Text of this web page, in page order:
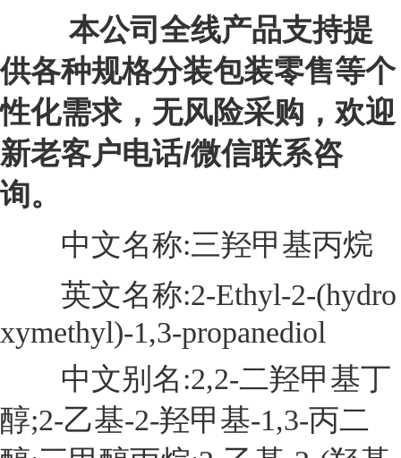
本公司全线产品支持提
供各种规格分装包装零售等个
性化需求，无风险采购，欢迎
新老客户电话/微信联系咨
询。
中文名称:三羟甲基丙烷
英文名称:2-Ethyl-2-(hydro
xymethyl)-1,3-propanediol
中文别名:2,2-二羟甲基丁
醇;2-乙基-2-羟甲基-1,3-丙二